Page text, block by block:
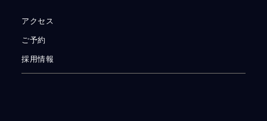
アクセス
ご予約
採用情報